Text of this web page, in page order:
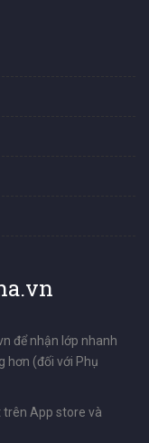
để nhận lớp nhanh
hơn (đối với Phụ
trên App store và